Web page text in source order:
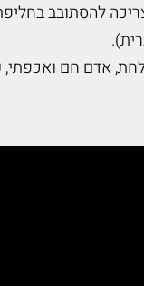
להסתובב
אדם חם